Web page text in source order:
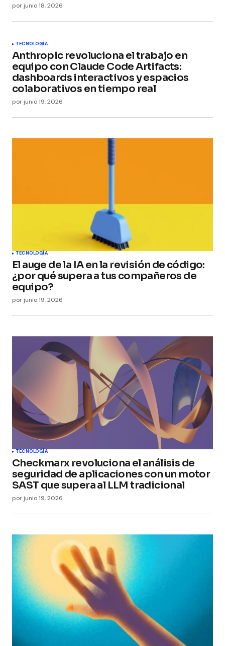
por junio 18, 2026
TECNOLOGÍA
Anthropic revoluciona el trabajo en
equipo con Claude Code Artifacts:
dashboards interactivos y espacios
colaborativos en tiempo real
por junio 19, 2026
TECNOLOGÍA
El auge de la IA en la revisión de código:
¿por qué supera a tus compañeros de
equipo?
por junio 19, 2026
TECNOLOGÍA
Checkmarx revoluciona el análisis de
seguridad de aplicaciones con un motor
SAST que supera al LLM tradicional
por junio 19, 2026